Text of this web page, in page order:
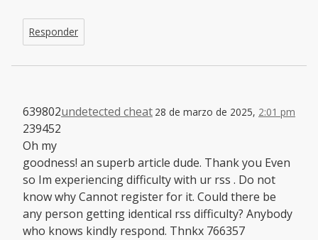
Responder
undetected cheat 28 de marzo de 2025, 2:01 pm
639802
239452
Oh my
goodness! an superb article dude. Thank you Even
so Im experiencing difficulty with ur rss . Do not
know why Cannot register for it. Could there be
any person getting identical rss difficulty? Anybody
who knows kindly respond. Thnkx 766357